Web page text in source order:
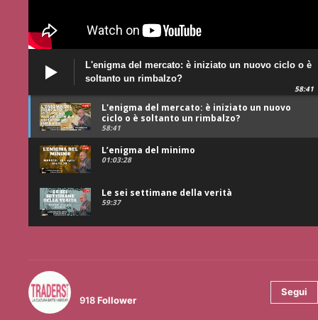
L'enigma del mercato: è iniziato un nuovo ciclo o è
soltanto un rimbalzo?
58:41
L'enigma del mercato: è iniziato un nuovo
ciclo o è soltanto un rimbalzo?
58:41
L’enigma del minimo
01:03:28
Le sei settimane della verità
59:37
918Follower
Segui